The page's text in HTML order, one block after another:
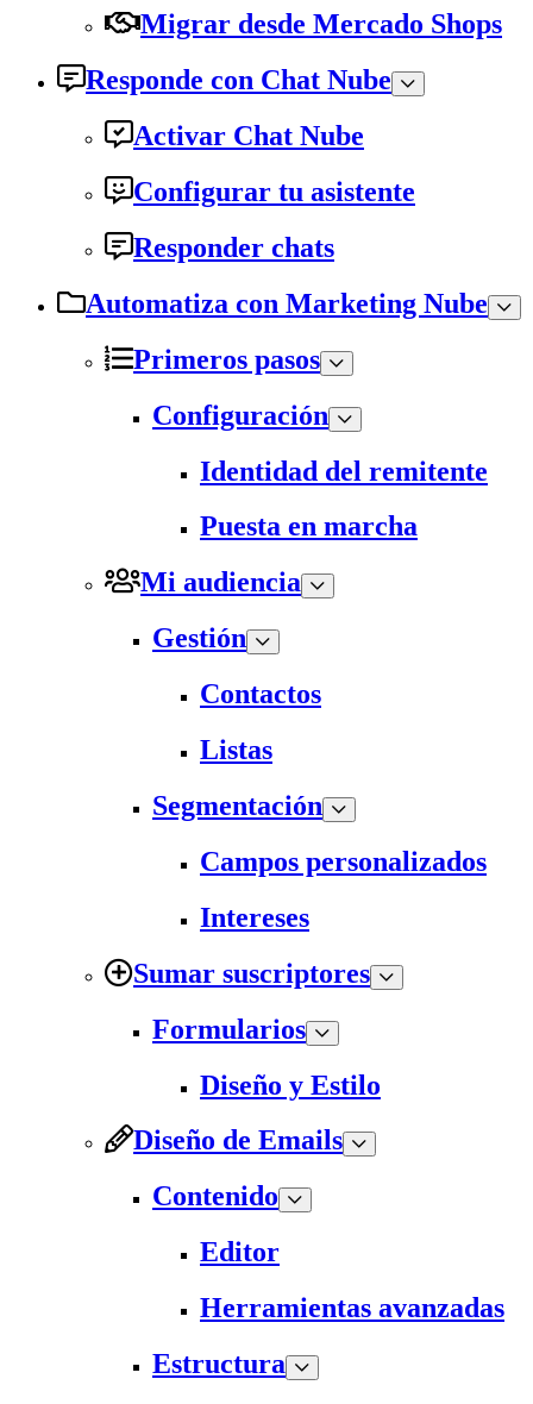
Migrar desde Mercado Shops
Responde con Chat Nube
Activar Chat Nube
Configurar tu asistente
Responder chats
Automatiza con Marketing Nube
Primeros pasos
Configuración
Identidad del remitente
Puesta en marcha
Mi audiencia
Gestión
Contactos
Listas
Segmentación
Campos personalizados
Intereses
Sumar suscriptores
Formularios
Diseño y Estilo
Diseño de Emails
Contenido
Editor
Herramientas avanzadas
Estructura